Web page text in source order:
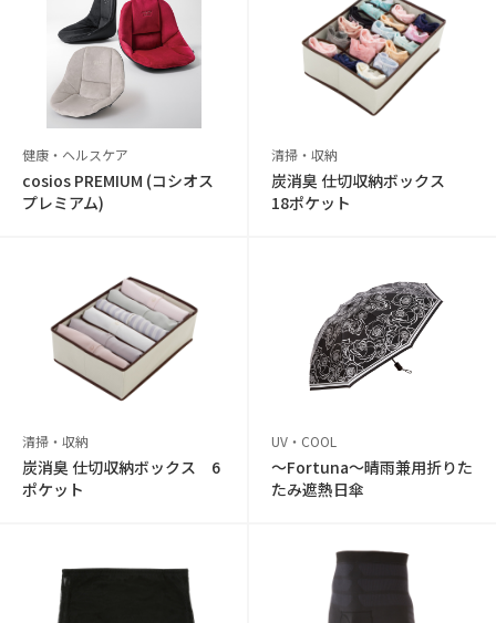
健康・ヘルスケア
cosios PREMIUM (コシオス
プレミアム)
清掃・収納
炭消臭 仕切収納ボックス
18ポケット
清掃・収納
炭消臭 仕切収納ボックス 6
ポケット
UV・COOL
〜Fortuna〜晴雨兼用折りた
たみ遮熱日傘